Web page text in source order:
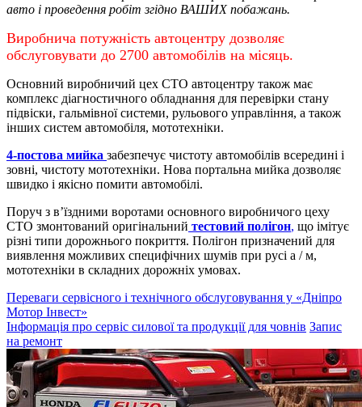
авто і проведення робіт згідно ВАШИХ побажань.
Виробнича потужність автоцентру дозволяє
обслуговувати до 2700 автомобілів на місяць.
Основний виробничий цех СТО автоцентру також має
комплекс діагностичного обладнання для перевірки стану
підвіски, гальмівної системи, рульового управління, а також
інших систем автомобіля, мототехніки.
4-постова мийка забезпечує чистоту автомобілів всередині і
зовні, чистоту мототехніки. Нова портальна мийка дозволяє
швидко і якісно помити автомобілі.
Поруч з в’їздними воротами основного виробничого цеху
СТО змонтований оригінальний тестовий полігон, що імітує
різні типи дорожнього покриття. Полігон призначений для
виявлення можливих специфічних шумів при русі а / м,
мототехніки в складних дорожніх умовах.
Переваги сервісного і технічного обслуговування у «Дніпро
Мотор Інвест»
Інформація про сервіс силової та продукції для човнів Запис
на ремонт